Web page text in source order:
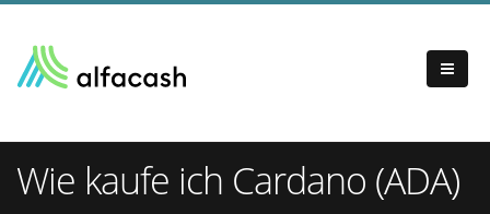
Wie kaufe ich Cardano (ADA)